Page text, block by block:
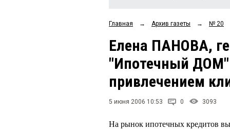
Главная → Архив газеты → № 20
Елена ПАНОВА,
"Ипотечный
привлечением
5 июня 2006 10:53 0 3093
На рынок ипотечных кредитов